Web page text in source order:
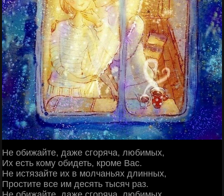
Не обижайте, даже сгоряча, любимых,
Их есть кому обидеть, кроме Вас.
Не истязайте их в молчаньях длинных,
Простите все им десять тысяч раз.